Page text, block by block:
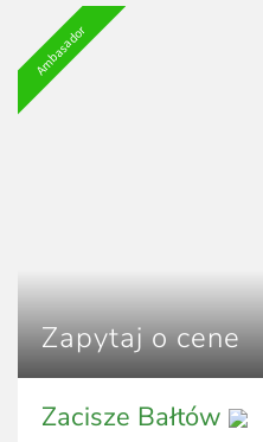
Ambasador
Zapytaj o cene
Zacisze Bałtów